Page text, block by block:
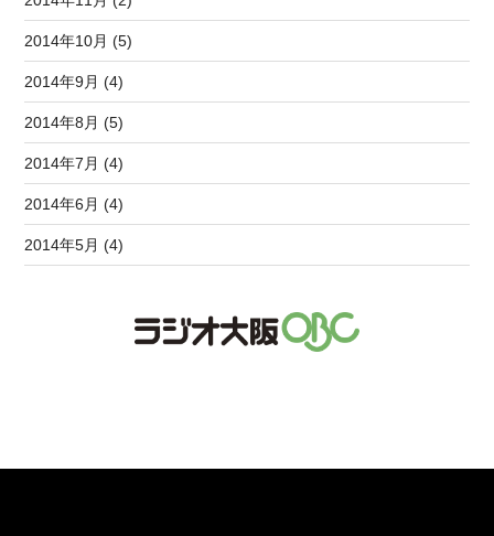
2014年10月 (5)
2014年9月 (4)
2014年8月 (5)
2014年7月 (4)
2014年6月 (4)
2014年5月 (4)